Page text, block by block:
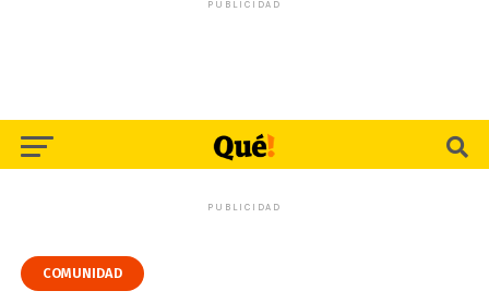
PUBLICIDAD
PUBLICIDAD
COMUNIDAD